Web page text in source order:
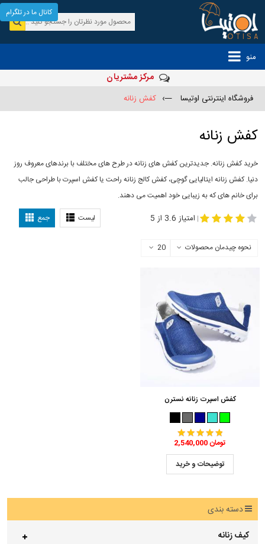
منو
مرکز مشتریان
فروشگاه اینترنتی اوتیسا —› کفش زنانه
کفش زنانه
خرید کفش زنانه. جدیدترین کفش های زنانه در طرح های مختلف با برندهای معروف روز
دنیا. کفش زنانه ایتالیایی گوچی، کفش کالج زنانه راحت یا کفش اسپرت با طراحی جالب
برای خانم های که به زیبایی خود اهمیت می دهند.
لیست جمع | امتیاز 3.6 از 5
نحوه چیدمان محصولات 20
کفش اسپرت زنانه نسترن
2,540,000 تومان
توضیحات و خرید
دسته بندی
کیف زنانه
کانال ما در تلگرام